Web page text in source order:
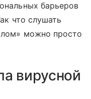
барьеров
что слушать
можно просто
вирусной